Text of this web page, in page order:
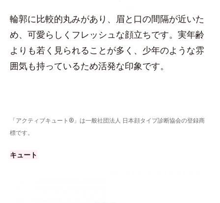
輪郭に比較的丸みがあり、眉と口の間隔が近いた
め、可愛らしくフレッシュな顔立ちです。実年齢
よりも若く見られることが多く、少年のような雰
囲気も持っているため活発な印象です。
「アクティブキュート®」は一般社団法人 日本顔タイプ診断協会の登録商
標です。
キュート